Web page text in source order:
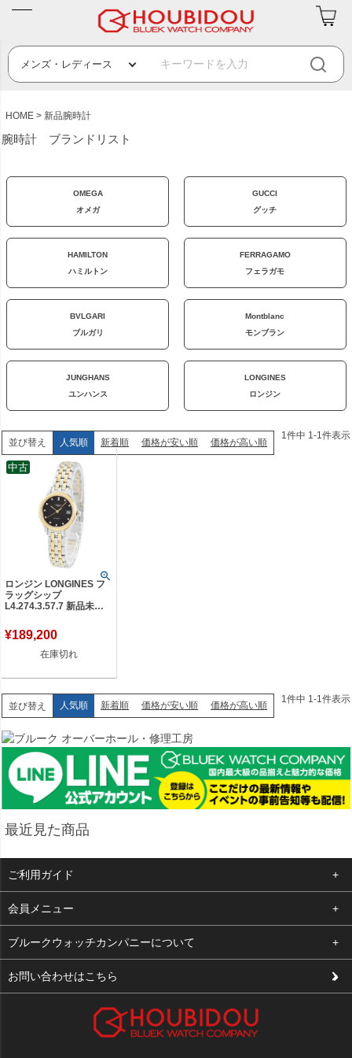
HOME 新品腕時計
腕時計 ブランドリスト
OMEGA
オメガ
GUCCI
グッチ
HAMILTON
ハミルトン
FERRAGAMO
フェラガモ
BVLGARI
ブルガリ
Montblanc
モンブラン
JUNGHANS
ユンハンス
LONGINES
ロンジン
並び替え 人気順 新着順 価格が安い順 価格が高い順
1件中 1-1件表示
ロンジン LONGINES フ
ラッグシップ
L4.274.3.57.7 新品未使
イト レディース 腕時計
自動巻き ホワイト 【新
¥189,200
在庫切れ
中古
並び替え 人気順 新着順 価格が安い順 価格が高い順
1 件中 1 -1 件表示
最近見た商品
ご利用ガイド
よくある質問
支払い・送料
修理依頼
会員メニュー
ログイン
お気に入り
ブルークウォッチカンパニーについて
会社概要
お問い合わせはこちら